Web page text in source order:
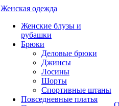
Женская одежда
Женские блузы и
рубашки
Брюки
Деловые брюки
Джинсы
Лосины
Шорты
Спортивные штаны
Повседневные платья